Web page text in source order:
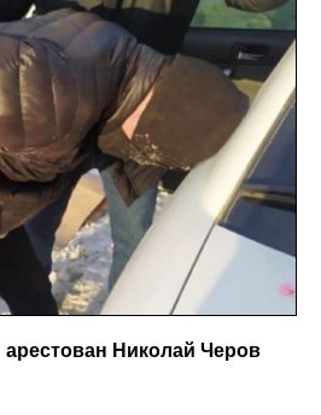
арестован Николай Черов